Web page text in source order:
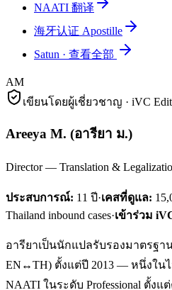
NAATI 翻译
海牙认证 Apostille
Satun · 查看全部
AM
เขียนโดยผู้เชี่ยวชาญ · iVC
Areeya M. (อารียา ม.)
Director — Translation &
ประสบการณ์: 11 ปี·เคสที่ดูแล:
Thailand inbound cases·เข้าร่วม
อารียาเป็นนักแปลรับรองมาตรฐาน
EN↔TH) ตั้งแต่ปี 2013 — หนึ่งใน
NAATI ในระดับ Professional ตั้งแ